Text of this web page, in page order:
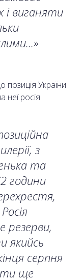
і виганяти
України
неї росія.
з
та
години
резерви,
якийсь
серпня
ще